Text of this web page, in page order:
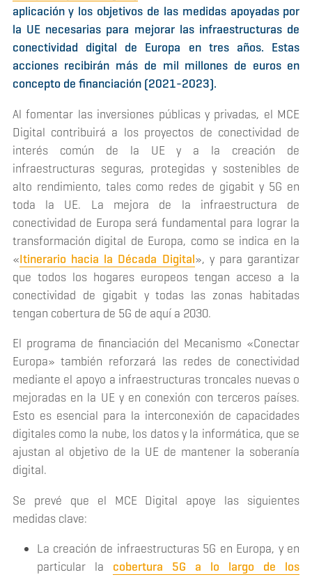
aplicación y los objetivos de las medidas apoyadas por
la UE necesarias para mejorar las infraestructuras de
conectividad digital de Europa en tres años. Estas
acciones recibirán más de mil millones de euros en
concepto de financiación (2021-2023).
Al fomentar las inversiones públicas y privadas, el MCE
Digital contribuirá a los proyectos de conectividad de
interés común de la UE y a la creación de
infraestructuras seguras, protegidas y sostenibles de
alto rendimiento, tales como redes de gigabit y 5G en
toda la UE. La mejora de la infraestructura de
conectividad de Europa será fundamental para lograr la
transformación digital de Europa, como se indica en la
«Itinerario hacia la Década Digital», y para garantizar
que todos los hogares europeos tengan acceso a la
conectividad de gigabit y todas las zonas habitadas
tengan cobertura de 5G de aquí a 2030.
El programa de financiación del Mecanismo «Conectar
Europa» también reforzará las redes de conectividad
mediante el apoyo a infraestructuras troncales nuevas o
mejoradas en la UE y en conexión con terceros países.
Esto es esencial para la interconexión de capacidades
digitales como la nube, los datos y la informática, que se
ajustan al objetivo de la UE de mantener la soberanía
digital.
Se prevé que el MCE Digital apoye las siguientes
medidas clave:
La creación de infraestructuras 5G en Europa, y en
particular la cobertura 5G a lo largo de los